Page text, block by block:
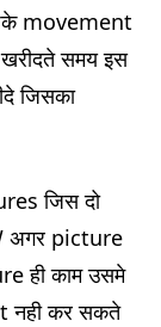
movement
समय इस
जिसका
जिस दो
अगर picture
ही काम उसमे
नही कर सकते